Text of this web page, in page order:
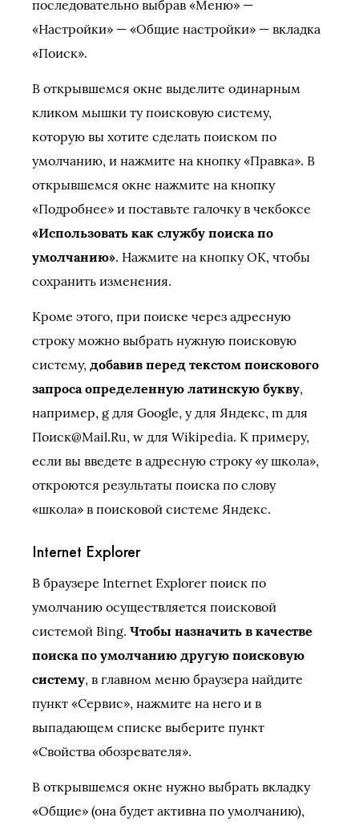
последовательно выбрав «Меню» —
«Настройки» — «Общие настройки» — вкладка
«Поиск».
В открывшемся окне выделите одинарным
кликом мышки ту поисковую систему,
которую вы хотите сделать поиском по
умолчанию, и нажмите на кнопку «Правка». В
открывшемся окне нажмите на кнопку
«Подробнее» и поставьте галочку в чекбоксе
«Использовать как службу поиска по
умолчанию». Нажмите на кнопку ОК, чтобы
сохранить изменения.
Кроме этого, при поиске через адресную
строку можно выбрать нужную поисковую
систему, добавив перед текстом поискового
запроса определенную латинскую букву,
например, g для Google, y для Яндекс, m для
Поиск@Mail.Ru, w для Wikipedia. К примеру,
если вы введете в адресную строку «y школа»,
откроются результаты поиска по слову
«школа» в поисковой системе Яндекс.
Internet Explorer
В браузере Internet Explorer поиск по
умолчанию осуществляется поисковой
системой Bing. Чтобы назначить в качестве
поиска по умолчанию другую поисковую
систему, в главном меню браузера найдите
пункт «Сервис», нажмите на него и в
выпадающем списке выберите пункт
«Свойства обозревателя».
В открывшемся окне нужно выбрать вкладку
«Общие» (она будет активна по умолчанию),